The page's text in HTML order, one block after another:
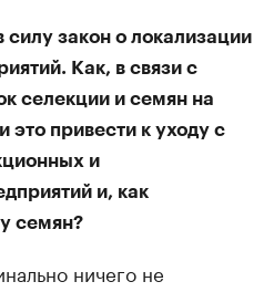
силу закон о локализации
Как, в связи с
селекции и семян на
привести к уходу с
и
и, как
семян?
ничего не